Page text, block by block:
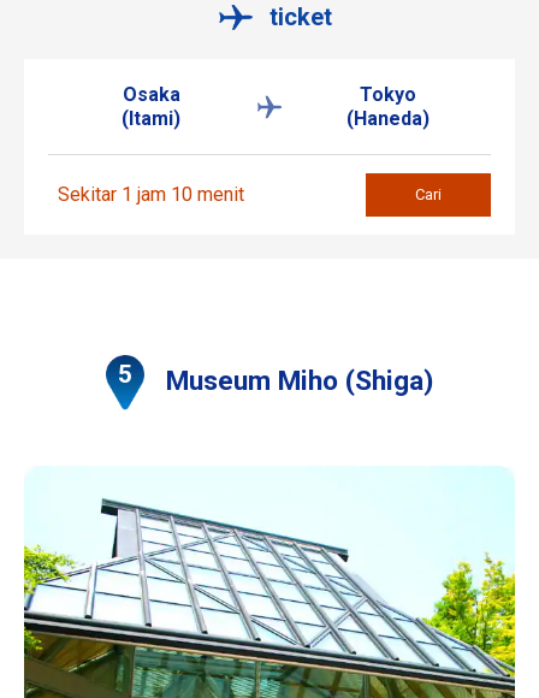
ticket
Osaka
(Itami)
Tokyo
(Haneda)
Sekitar 1 jam 10 menit Cari
Museum Miho (Shiga)